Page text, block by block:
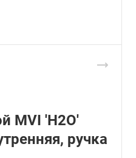
MVI 'H2O'
ручка